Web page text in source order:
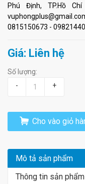
Phú Định, TP.Hồ
0815150673 -
Giá: Liên hệ
Số lượng:
-
+
Cho vào giỏ
Mô tả sản phẩm
Thông tin sản phẩm